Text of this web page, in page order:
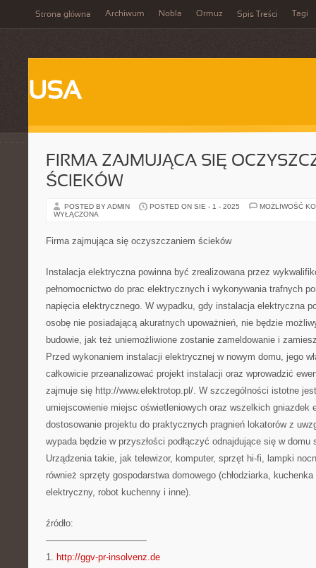
Strona główna Archiwum Nobla Ormuz Spis Treści Tagi
USA
FIRMA ZAJMUJĄCA SIĘ
ŚCIEKÓW
POSTED BY ADMIN POSTED ON SIE - 1 - 2025
MOŻLIWOŚĆ
WYŁĄCZONA
Firma zajmująca się oczyszczaniem ścieków
Instalacja elektryczna powinna być zrealizowana przez
pełnomocnictwo do prac elektrycznych i wykonywania trafnych
napięcia elektrycznego. W wypadku, gdy instalacja elektryczna
osobę nie posiadającą akuratnych upoważnień, nie będzie
budowie, jak też uniemożliwione zostanie zameldowanie i
Przed wykonaniem instalacji elektrycznej w nowym domu, jego
całkowicie przeanalizować projekt instalacji oraz wprowadzić
zajmuje się http://www.elektrotop.pl/. W szczególności istotne
umiejscowienie miejsc oświetleniowych oraz wszelkich gniazdek
dostosowanie projektu do praktycznych pragnień lokatorów z
wypada będzie w przyszłości podłączyć odnajdujące się w
Urządzenia takie, jak telewizor, komputer, sprzęt hi-fi, lampki
również sprzęty gospodarstwa domowego (chłodziarka,
elektryczny, robot kuchenny i inne).
źródło:
———————————
1. http://ggv-pr-insolvenz.de